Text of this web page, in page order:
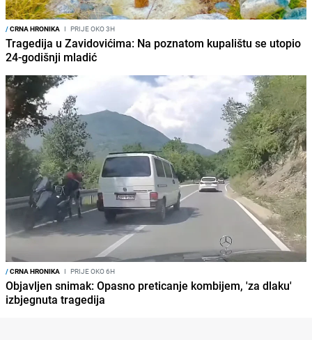
/CRNA HRONIKA I PRIJE OKO 3H
Tragedija u Zavidovićima: Na poznatom kupalištu se utopio
24-godišnji mladić
/CRNA HRONIKA I PRIJE OKO 6H
Objavljen snimak: Opasno preticanje kombijem, 'za dlaku'
izbjegnuta tragedija